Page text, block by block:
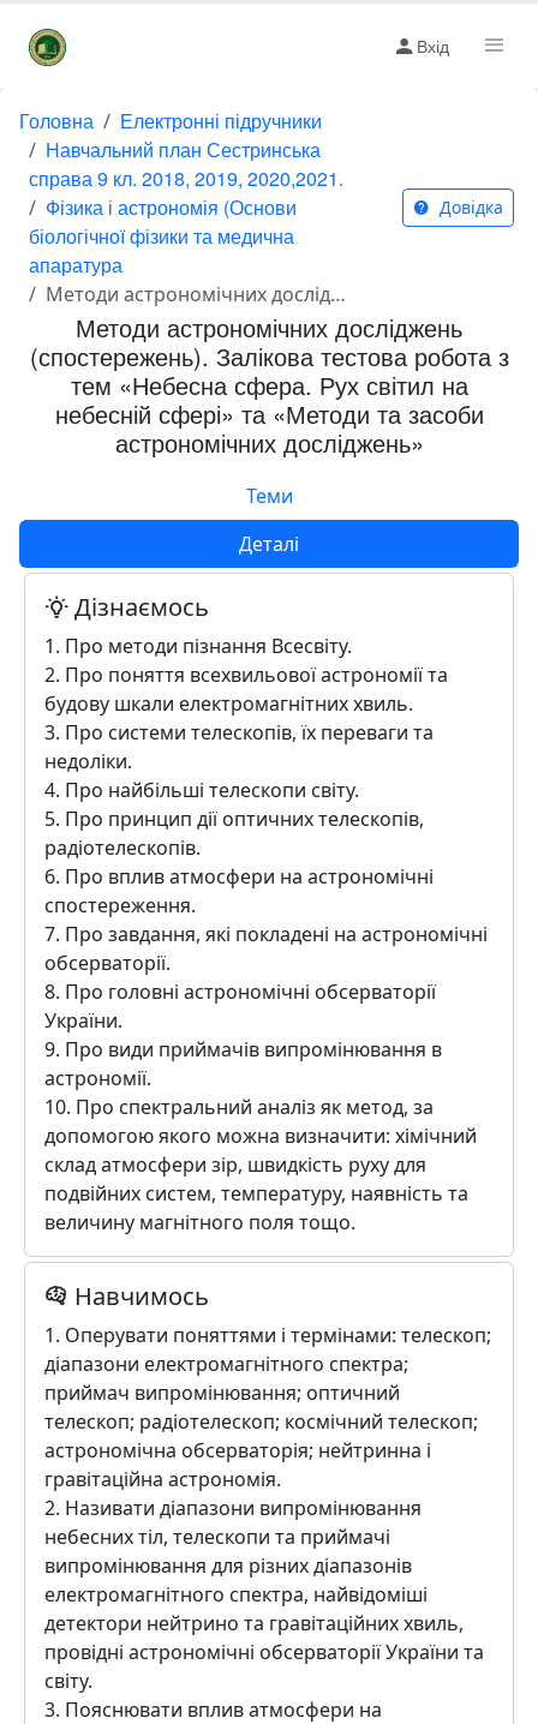
Вхід
Головна
Електронні підручники
Навчальний план Сестринська
справа 9 кл. 2018, 2019, 2020,2021.
Фізика і астрономія (Основи
біологічної фізики та медична
апаратура
Методи астрономічних досліджень (спостережень). Залікова тестова робота з тем «Небесна сфера. Рух світил на небесній сфері» та «Методи та засоби астрономічних досліджень»
Довідка
Методи астрономічних досліджень
(спостережень). Залікова тестова робота з
тем «Небесна сфера. Рух світил на
небесній сфері» та «Методи та засоби
астрономічних досліджень»
Теми
Деталі
Дізнаємось
1. Про методи пізнання Всесвіту.
2. Про поняття всехвильової астрономії та
будову шкали електромагнітних хвиль.
3. Про системи телескопів, їх переваги та
недоліки.
4. Про найбільші телескопи світу.
5. Про принцип дії оптичних телескопів,
радіотелескопів.
6. Про вплив атмосфери на астрономічні
спостереження.
7. Про завдання, які покладені на астрономічні
обсерваторії.
8. Про головні астрономічні обсерваторії
України.
9. Про види приймачів випромінювання в
астрономії.
10. Про спектральний аналіз як метод, за
допомогою якого можна визначити: хімічний
склад атмосфери зір, швидкість руху для
подвійних систем, температуру, наявність та
величину магнітного поля тощо.
Навчимось
1. Оперувати поняттями і термінами: телескоп;
діапазони електромагнітного спектра;
приймач випромінювання; оптичний
телескоп; радіотелескоп; космічний телескоп;
астрономічна обсерваторія; нейтринна і
гравітаційна астрономія.
2. Називати діапазони випромінювання
небесних тіл, телескопи та приймачі
випромінювання для різних діапазонів
електромагнітного спектра, найвідоміші
детектори нейтрино та гравітаційних хвиль,
провідні астрономічні обсерваторії України та
світу.
3. Пояснювати вплив атмосфери на